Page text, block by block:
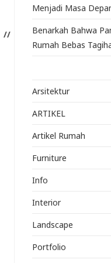
Menjadi Masa
Benarkah Bahwa
Rumah Bebas
Arsitektur
ARTIKEL
Artikel Rumah
Furniture
Info
Interior
Landscape
Portfolio